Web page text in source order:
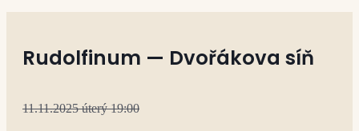
Rudolfinum — Dvořákova síň
11.11.2025 úterý 19:00